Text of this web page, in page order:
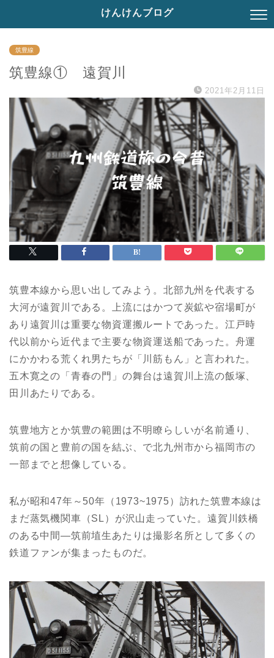
けんけんブログ
筑豊線
筑豊線① 遠賀川
2021年2月11日
筑豊本線から思い出してみよう。北部九州を代表する
大河が遠賀川である。上流にはかつて炭鉱や宿場町が
あり遠賀川は重要な物資運搬ルートであった。江戸時
代以前から近代まで主要な物資運送船であった。舟運
にかかわる荒くれ男たちが「川筋もん」と言われた。
五木寛之の「青春の門」の舞台は遠賀川上流の飯塚、
田川あたりである。
筑豊地方とか筑豊の範囲は不明瞭らしいが名前通り、
筑前の国と豊前の国を結ぶ、で北九州市から福岡市の
一部までと想像している。
私が昭和47年～50年（1973~1975）訪れた筑豊本線は
まだ蒸気機関車（SL）が沢山走っていた。遠賀川鉄橋
のある中間―筑前埴生あたりは撮影名所として多くの
鉄道ファンが集まったものだ。